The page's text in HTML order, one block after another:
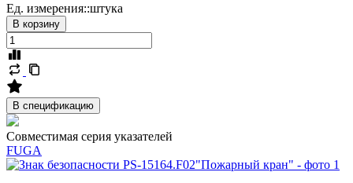
Ед. измерения::штука
В корзину
В спецификацию
Совместимая серия указателей
FUGA